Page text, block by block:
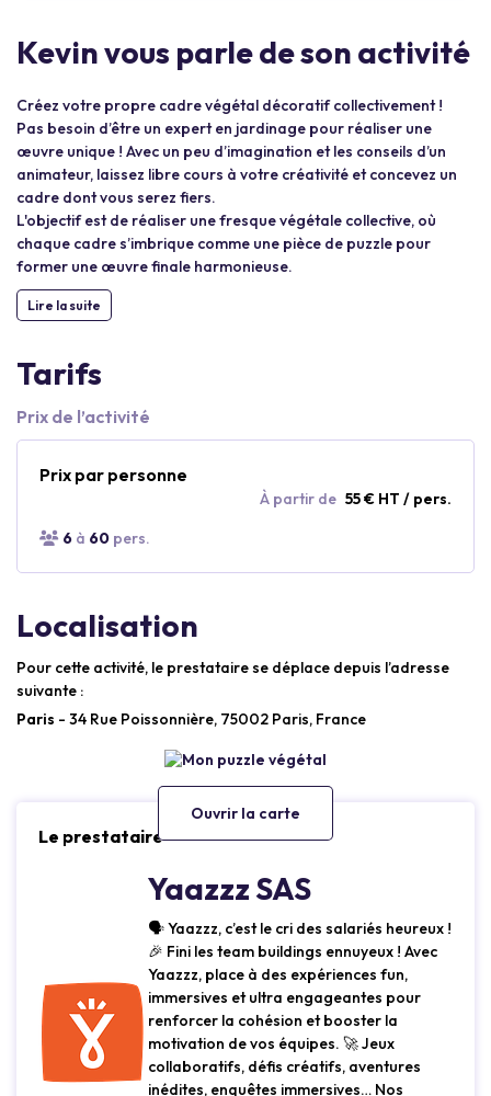
Kevin vous parle de son activité
Créez votre propre cadre végétal décoratif collectivement !
Pas besoin d’être un expert en jardinage pour réaliser une
œuvre unique ! Avec un peu d’imagination et les conseils d’un
animateur, laissez libre cours à votre créativité et concevez un
cadre dont vous serez fiers.
L'objectif est de réaliser une fresque végétale collective, où
chaque cadre s’imbrique comme une pièce de puzzle pour
former une œuvre finale harmonieuse.
Lire la suite
Tarifs
Prix de l’activité
Prix par personne
À partir de 55 € HT / pers.
6 à 60 pers.
Localisation
Pour cette activité, le prestataire se déplace depuis l’adresse
suivante :
Paris - 34 Rue Poissonnière, 75002 Paris, France
Ouvrir la carte
Le prestataire
Yaazzz SAS
🗣 Yaazzz, c’est le cri des salariés heureux !
🎉 Fini les team buildings ennuyeux ! Avec
Yaazzz, place à des expériences fun,
immersives et ultra engageantes pour
renforcer la cohésion et booster la
motivation de vos équipes. 🚀 Jeux
collaboratifs, défis créatifs, aventures
inédites, enquêtes immersives… Nos